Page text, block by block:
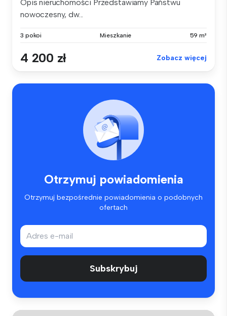
Opis nieruchomości Przedstawiamy Państwu
nowoczesny, dw...
3 pokoi Mieszkanie 59 m²
4 200 zł Zobacz więcej
Otrzymuj powiadomienia
Otrzymuj bezpośrednie powiadomienia o podobnych
ofertach
Subskrybuj